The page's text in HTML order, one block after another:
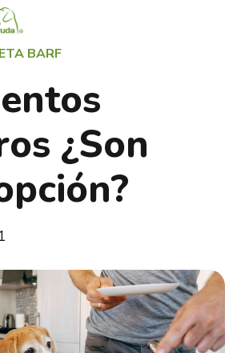
BARF
¿Son